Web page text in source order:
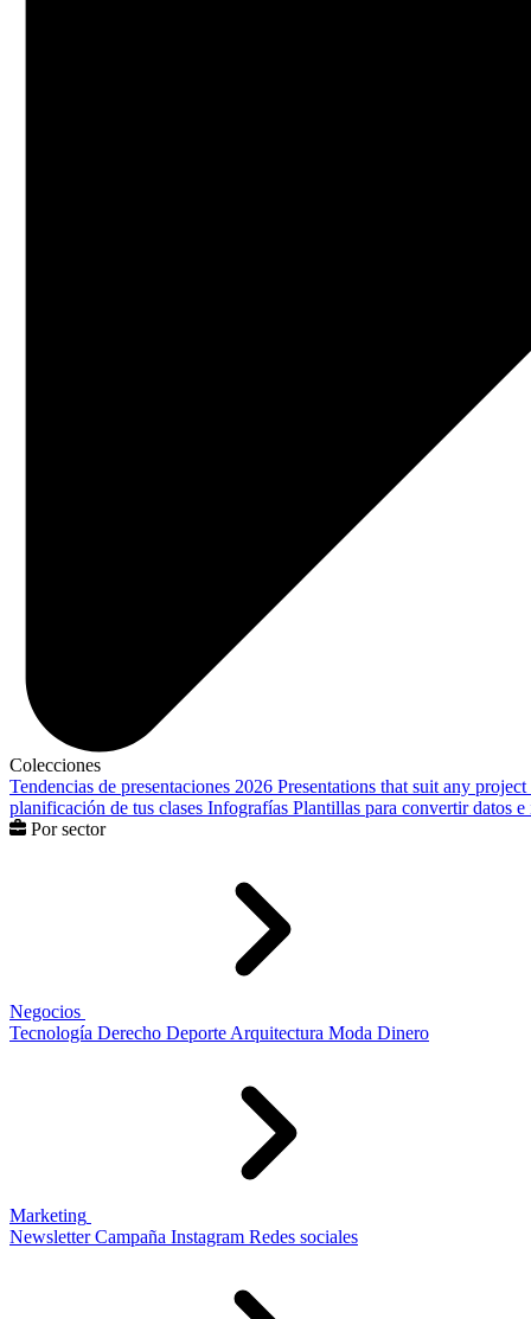
Colecciones
Tendencias de presentaciones 2026 Presentations that suit any project
planificación de tus clases Infografías Plantillas para convertir datos
Por sector
Negocios
Tecnología Derecho Deporte Arquitectura Moda Dinero
Marketing
Newsletter Campaña Instagram Redes sociales